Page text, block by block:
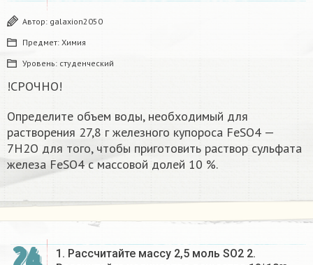
Автор: galaxion2050
Предмет: Химия
Уровень: студенческий
!СРОЧНО!
Определите объем воды, необходимый для
растворения 27,8 г железного купороса FeSO4 —
7Н2О для того, чтобы приготовить раствор сульфата
железа FeSO4 с массовой долей 10 %.​
1. Рассчитайте массу 2,5 моль SO2 2.